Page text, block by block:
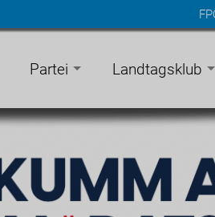
Partei Landtagsklub